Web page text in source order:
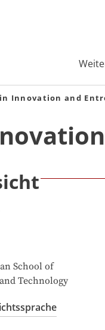
Innovation and
School of
Technology